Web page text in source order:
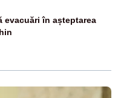
evacuări în așteptarea